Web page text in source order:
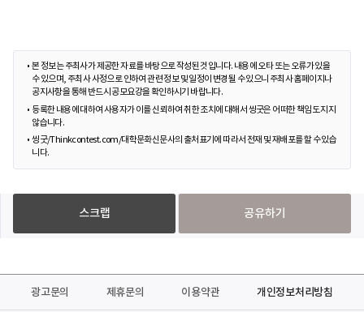
본 정보는 주최사가 제공한 자료를 바탕으로 작성된 것입니다. 내용에 오타 또는 오류가 있을
수 있으며, 주최사 사정으로 인하여 관련 정보 및 일정이 변경될 수 있으니 주최사 홈페이지나
공지사항을 통해 반드시 공모요강을 확인하시기 바랍니다.
등록한 내용에 대하여 사용자가 이를 신뢰하여 취한 조치에 대해서 씽굿은 어떠한 책임도 지지
않습니다.
씽굿/Thinkcontest.com/대학문화신문사의 출처표기에 따라서 전재 및 재배포를 할 수 있습
니다.
스크랩 공유하기
광고문의 제휴문의 이용약관 개인정보처리방침